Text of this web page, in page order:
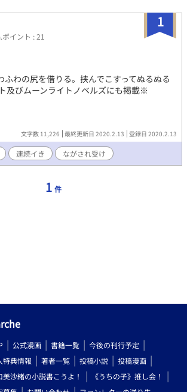
1
イント : 21
ふわの尻を借りる。挟んでこすってぬるぬる
及びムーンライトノベルズにも掲載※
文字数 11,226 最終更新日 2020.2.13 登録日 2020.2.13
連続イき ながされ受け
1 件
公式漫画 書籍一覧
今後の刊行予定
特典情報
著者一覧 投稿小説
投稿漫画
美沙緒の小説書こうよ！
《うちの子》推し会！